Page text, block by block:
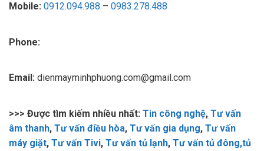
Mobile: 0912.094.988 – 0983.278.488
Phone:
Email: dienmayminhphuong.com@gmail.com
>>> Được tìm kiếm nhiều nhất: Tin công nghệ, Tư vấn
âm thanh, Tư vấn điều hòa, Tư vấn gia dụng, Tư vấn
máy giặt, Tư vấn Tivi, Tư vấn tủ lạnh, Tư vấn tủ đông,tủ